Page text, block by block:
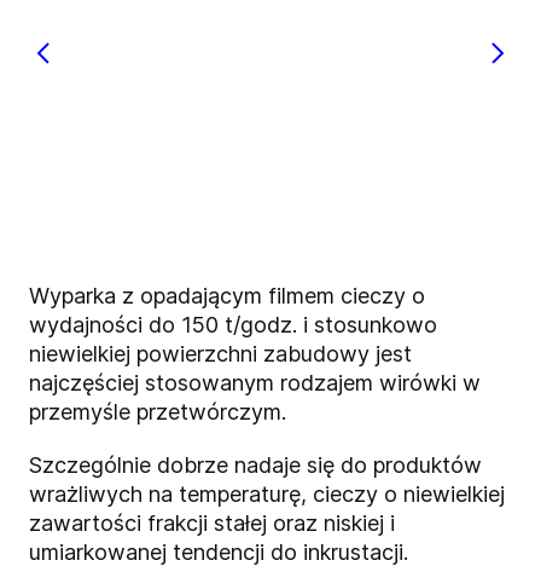
Wyparka z opadającym filmem cieczy o
wydajności do 150 t/godz. i stosunkowo
niewielkiej powierzchni zabudowy jest
najczęściej stosowanym rodzajem wirówki w
przemyśle przetwórczym.
Szczególnie dobrze nadaje się do produktów
wrażliwych na temperaturę, cieczy o niewielkiej
zawartości frakcji stałej oraz niskiej i
umiarkowanej tendencji do inkrustacji.